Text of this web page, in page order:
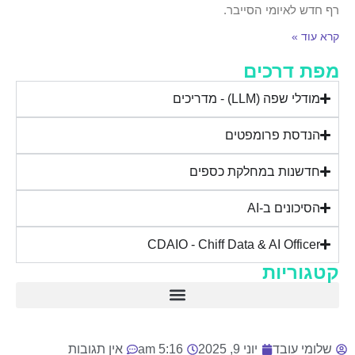
רף חדש לאיומי הסייבר.
קרא עוד »
מפת דרכים
מודלי שפה (LLM) - מדריכים
הנדסת פרומפטים
חדשנות במחלקת כספים
הסיכונים ב-AI
CDAIO - Chiff Data & AI Officer
קטגוריות
שלומי עובד יוני 9, 2025 5:16 am אין תגובות